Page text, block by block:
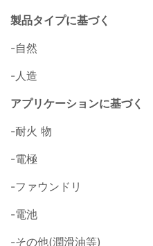
製品タイプに基づく
-自然
-人造
アプリケーションに基づく
-耐火 物
-電極
-ファウンドリ
-電池
-その他(潤滑油等)